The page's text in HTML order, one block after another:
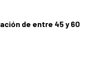
de entre 45 y 60